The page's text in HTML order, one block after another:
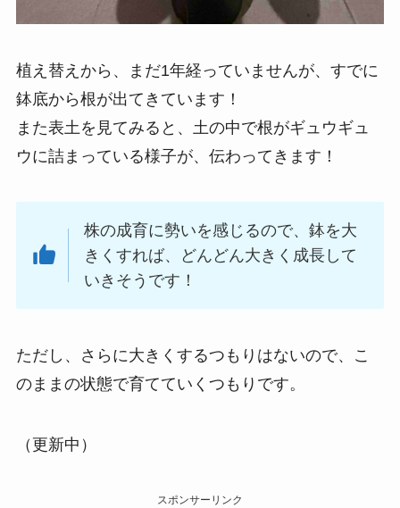
植え替えから、まだ1年経っていませんが、すでに
鉢底から根が出てきています！
また表土を見てみると、土の中で根がギュウギュ
ウに詰まっている様子が、伝わってきます！
株の成育に勢いを感じるので、鉢を大
きくすれば、どんどん大きく成長して
いきそうです！
ただし、さらに大きくするつもりはないので、こ
のままの状態で育てていくつもりです。
（更新中）
スポンサーリンク